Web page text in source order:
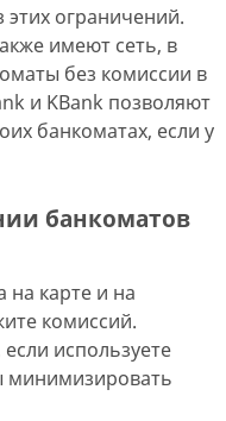
ограничений.
имеют сеть, в
без комиссии в
и KBank позволяют
банкоматах, если у
банкоматов
на карте и на
комиссий.
используете
минимизировать